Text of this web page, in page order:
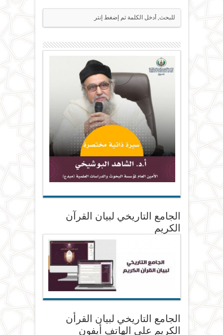
الجامع التاريخي لبيان القرآن
الكريم
الجامع التاريخي لبيان القرأن
الكريم على الهاتف أيفون